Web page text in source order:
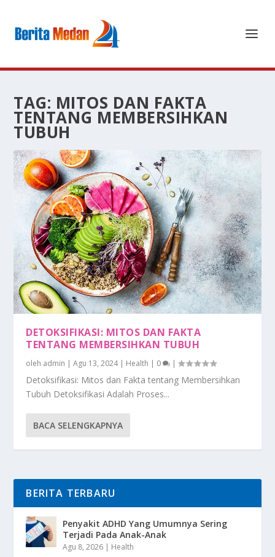
TAG: MITOS DAN FAKTA
TENTANG MEMBERSIHKAN
TUBUH
DETOKSIFIKASI: MITOS DAN FAKTA
TENTANG MEMBERSIHKAN TUBUH
oleh admin |Agu 13, 2024| Health | 0 |
Detoksifikasi: Mitos dan Fakta tentang Membersihkan
Tubuh Detoksifikasi Adalah Proses...
BACA SELENGKAPNYA
BERITA TERBARU
Penyakit ADHD Yang Umumnya Sering
Terjadi Pada Anak-Anak
Agu 8, 2026 | Health